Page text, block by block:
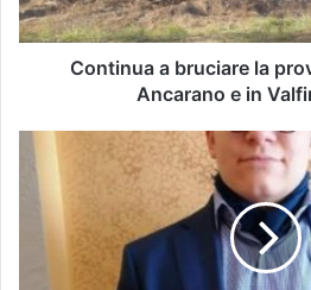
Continua a bruciare la
Ancarano e in